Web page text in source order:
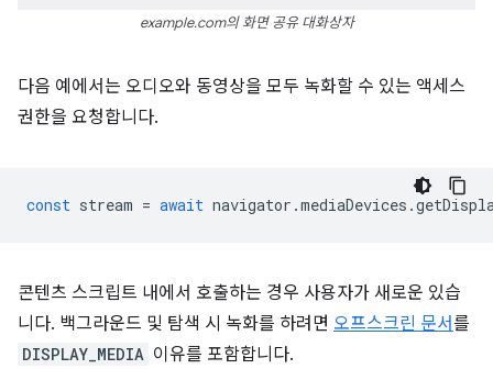
example.com의 화면 공유 대화상자
다음 예에서는 오디오와 동영상을 모두 녹화할 수 있는 액세스
권한을 요청합니다.
const stream = await navigator .mediaDevices .
콘텐츠 스크립트 내에서 호출하는 경우 사용자가 새로운 있습
니다. 백그라운드 및 탐색 시 녹화를 하려면 오프스크린 문서를
DISPLAY_MEDIA 이유를 포함합니다.